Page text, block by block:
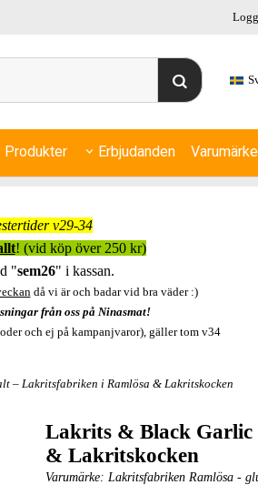
Produkter Erbjudanden
v29-34
! (vid köp över 250 kr)
"sem26" i kassan.
då vi är och badar vid bra väder :)
från oss på Ninasmat!
och ej på kampanjvaror), gäller tom v34
– Lakritsfabriken i Ramlösa & Lakritskocken
Lakrits & Black Garlic
& Lakritskocken
Varumärke: Lakritsfabriken Ramlösa -